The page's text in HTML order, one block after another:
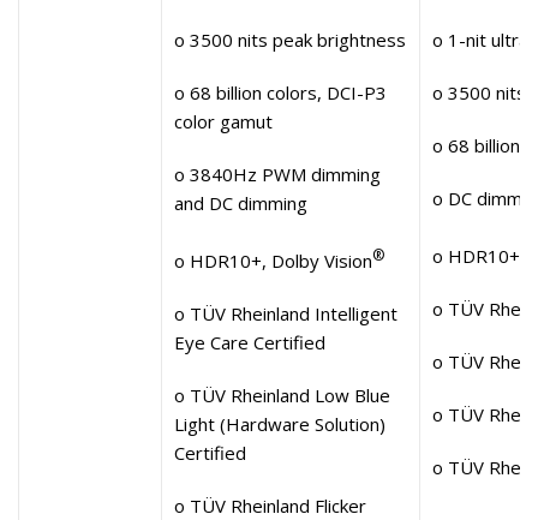
o 3500 nits peak brightness
o 68 billion colors, DCI-P3
color gamut
o 3840Hz PWM dimming
and DC dimming
o HDR10+, Dolby Vision®
o TÜV Rheinland Intelligent
Eye Care Certified
o TÜV Rheinland Low Blue
Light (Hardware Solution)
Certified
o TÜV Rheinland Flicker
o 1-nit
o 3500 nits
o 68 billion
o DC
o HDR10+,
o TÜV
o TÜV
o TÜV
o TÜV